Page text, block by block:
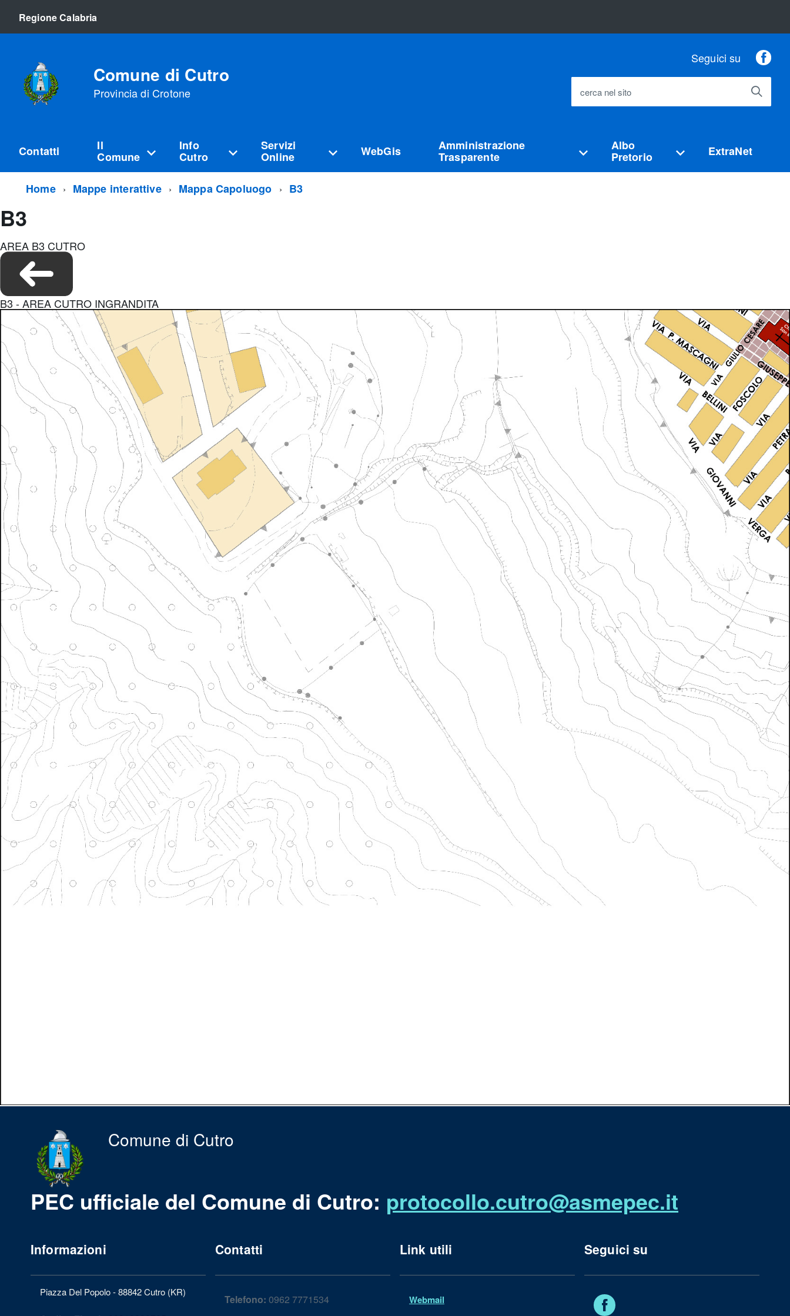
Regione Calabria
Comune di Cutro
Provincia di Crotone
Seguici su
cerca nel sito
Contatti Il
Comune
Info
Cutro
Servizi
Online WebGis Amministrazione
Trasparente
Albo
Pretorio ExtraNet
Home Mappe interattive Mappa Capoluogo B3
B3
AREA B3 CUTRO
B3 - AREA CUTRO INGRANDITA
Comune di Cutro
PEC ufficiale del Comune di Cutro: protocollo.cutro@asmepec.it
Informazioni
Piazza Del Popolo - 88842 Cutro (KR)
Contatti
Telefono: 0962 7771534
Link utili
Webmail
Seguici su